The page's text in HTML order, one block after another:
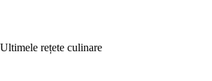
Ultimele rețete culinare